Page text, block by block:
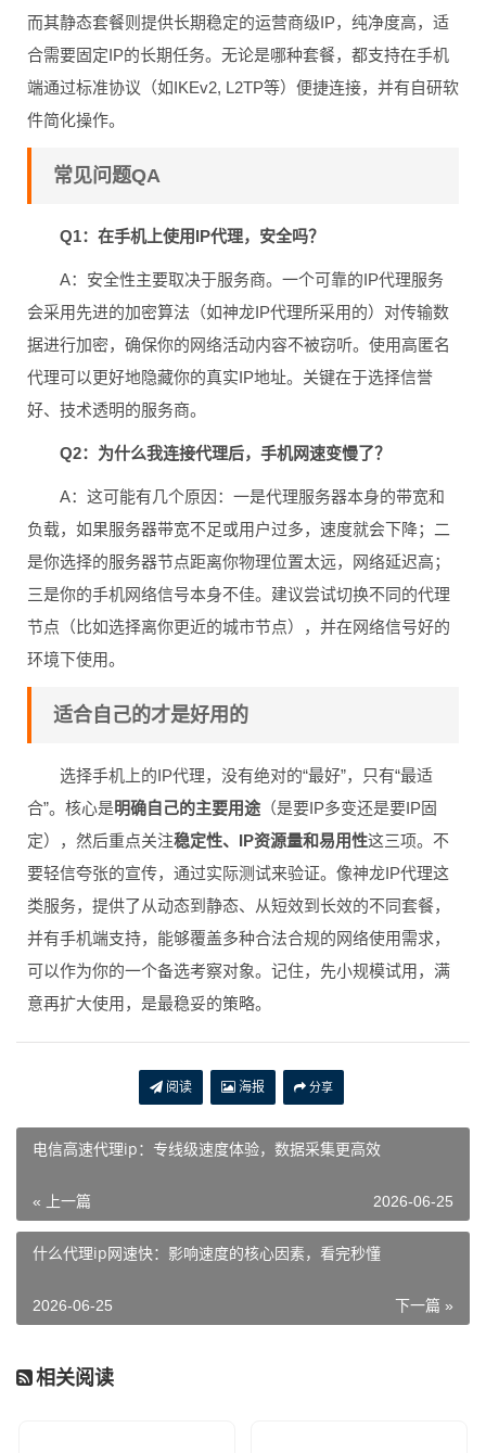
而其静态套餐则提供长期稳定的运营商级IP，纯净度高，适
合需要固定IP的长期任务。无论是哪种套餐，都支持在手机
端通过标准协议（如IKEv2, L2TP等）便捷连接，并有自研软
件简化操作。
常见问题QA
Q1：在手机上使用IP代理，安全吗？
A：安全性主要取决于服务商。一个可靠的IP代理服务
会采用先进的加密算法（如神龙IP代理所采用的）对传输数
据进行加密，确保你的网络活动内容不被窃听。使用高匿名
代理可以更好地隐藏你的真实IP地址。关键在于选择信誉
好、技术透明的服务商。
Q2：为什么我连接代理后，手机网速变慢了？
A：这可能有几个原因：一是代理服务器本身的带宽和
负载，如果服务器带宽不足或用户过多，速度就会下降；二
是你选择的服务器节点距离你物理位置太远，网络延迟高；
三是你的手机网络信号本身不佳。建议尝试切换不同的代理
节点（比如选择离你更近的城市节点），并在网络信号好的
环境下使用。
适合自己的才是好用的
选择手机上的IP代理，没有绝对的“最好”，只有“最适
合”。核心是明确自己的主要用途 （是要IP多变还是要IP固
定），然后重点关注稳定性、IP资源量和易用性这三项。不
要轻信夸张的宣传，通过实际测试来验证。像神龙IP代理这
类服务，提供了从动态到静态、从短效到长效的不同套餐，
并有手机端支持，能够覆盖多种合法合规的网络使用需求，
可以作为你的一个备选考察对象。记住，先小规模试用，满
意再扩大使用，是最稳妥的策略。
阅读 海报 分享
电信高速代理ip：专线级速度体验，数据采集更高效
« 上一篇 2026-06-25
什么代理ip网速快：影响速度的核心因素，看完秒懂
下一篇 »
2026-06-25
相关阅读